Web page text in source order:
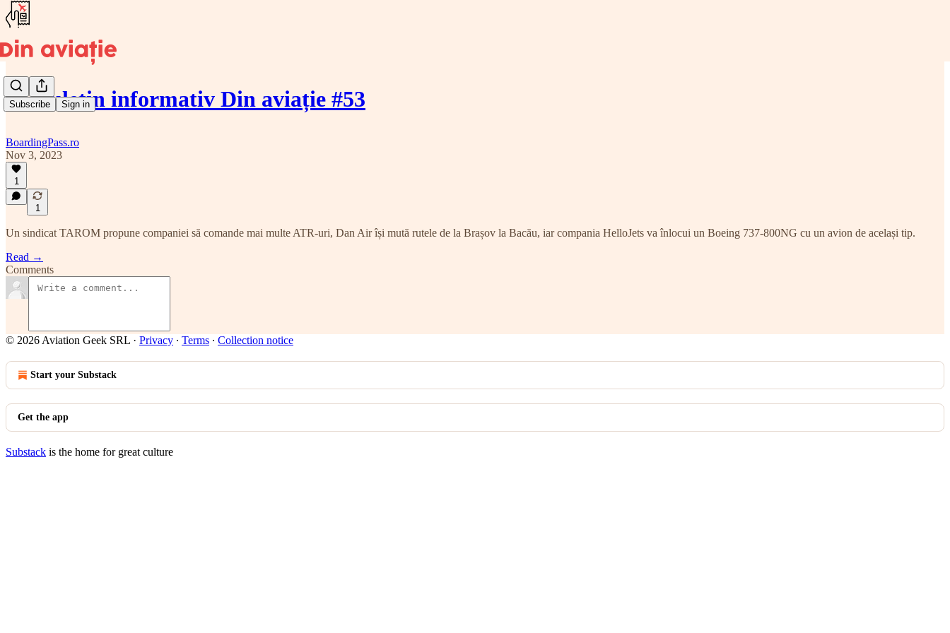
Subscribe Sign in
🗞️ Buletin informativ Din aviație #53
BoardingPass.ro
Nov 3, 2023
1
1
Un sindicat TAROM propune companiei să comande mai multe ATR-uri, Dan Air își mută rutele de la Brașov la Bacău, iar compania HelloJets va înlocui un Boeing 737-800NG cu un avion de același tip.
Read →
Comments
© 2026 Aviation Geek SRL · Privacy ∙ Terms ∙ Collection notice
Start your Substack
Get the app
Substack is the home for great culture